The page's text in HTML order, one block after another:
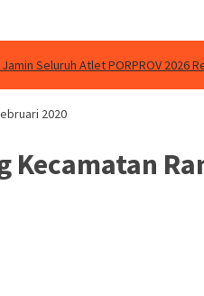
Seluruh Atlet PORPROV 2026
2020